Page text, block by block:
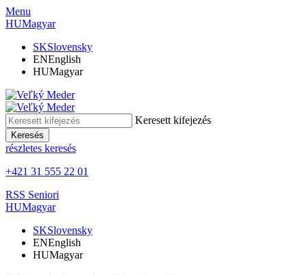
Menu
HUMagyar
SKSlovensky
ENEnglish
HUMagyar
Keresett kifejezés
Keresés
részletes keresés
+421 31 555 22 01
RSS Seniori
HUMagyar
SKSlovensky
ENEnglish
HUMagyar